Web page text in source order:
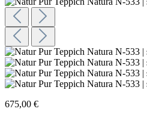
675,00 €